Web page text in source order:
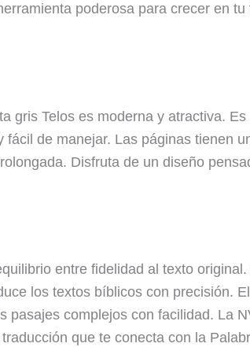
poderosa para crecer en tu
gris Telos es moderna y atractiva.
de manejar. Las páginas tienen
Disfruta de un diseño
entre fidelidad al texto
los textos bíblicos con precisión.
complejos con facilidad. La
que te conecta con la